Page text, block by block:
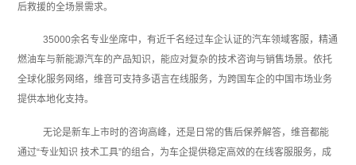
后救援的全场景需求。
35000余名专业坐席中，有近千名经过车企认证的汽车领域客服，精通
燃油车与新能源汽车的产品知识，能应对复杂的技术咨询与销售场景。依托
全球化服务网络，维音可支持多语言在线服务，为跨国车企的中国市场业务
提供本地化支持。
无论是新车上市时的咨询高峰，还是日常的售后保养解答，维音都能
通过“专业知识 技术工具”的组合，为车企提供稳定高效的在线客服服务，成